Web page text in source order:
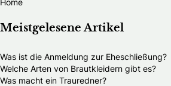
Meistgelesene Artikel
Was ist die Anmeldung zur Eheschließung?
Welche Arten von Brautkleidern gibt es?
Was macht ein Trauredner?